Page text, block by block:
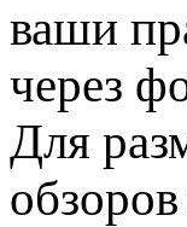
ваши
через
Для